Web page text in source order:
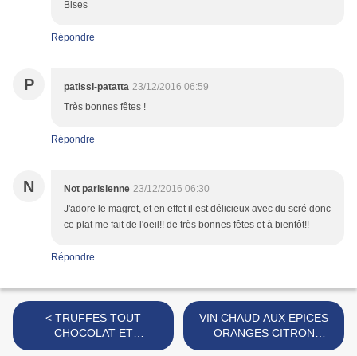
Bises
Répondre
P patissi-patatta 23/12/2016 06:59
Très bonnes fêtes !
Répondre
N Not parisienne 23/12/2016 06:30
J'adore le magret, et en effet il est délicieux avec du scré donc
ce plat me fait de l'oeil!! de très bonnes fêtes et à bientôt!!
Répondre
< TRUFFES TOUT
CHOCOLAT ET
RECAPITULATIF ...
VIN CHAUD AUX EPICES
ORANGES CITRON
GINBEMBRE ... >